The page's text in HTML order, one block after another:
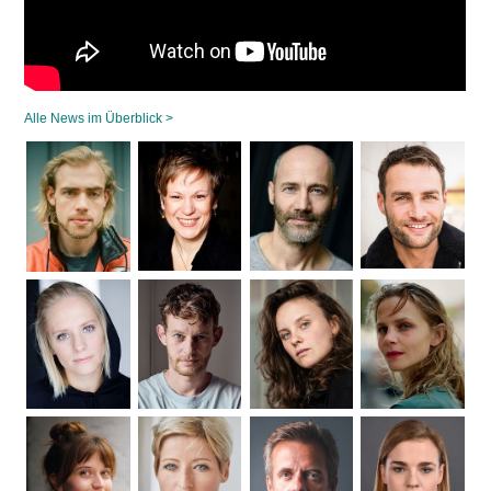
Alle News im Überblick >
Navigation
überspringen